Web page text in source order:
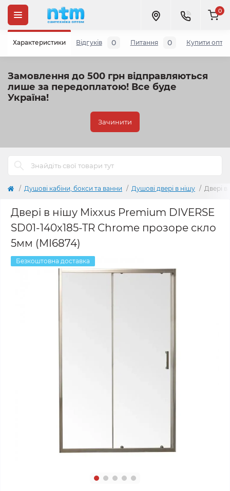
Замовлення до 500 грн відправляються
лише за передоплатою! Все буде
Україна!
Зачинити
0
Душові кабіни, бокси та ванни Душові двері в нішу Двері в
Двері в нішу Mixxus Premium DIVERSE
SD01-140x185-TR Chrome прозоре скло
5мм (MI6874)
Безкоштовна доставка
Характеристики Відгуків 0 Питання 0 Купити